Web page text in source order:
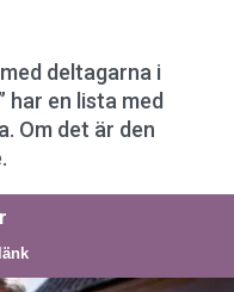
deltagarna i
har en lista med
Om det är den